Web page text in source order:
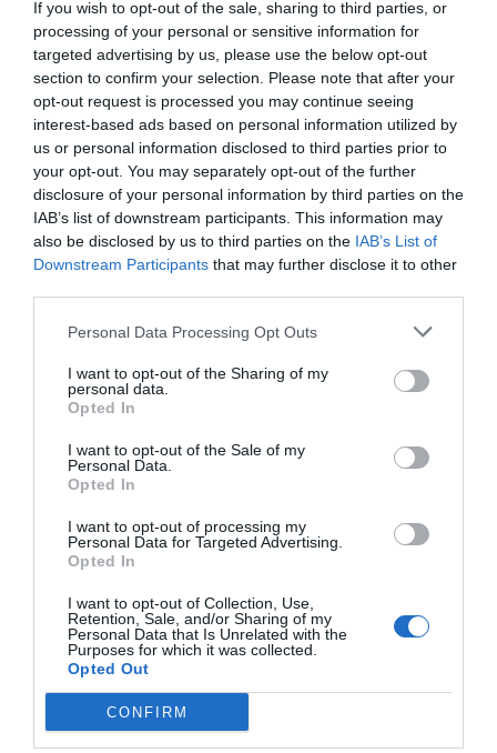
If you wish to opt-out of the sale, sharing to third parties, or
processing of your personal or sensitive information for
targeted advertising by us, please use the below opt-out
section to confirm your selection. Please note that after your
opt-out request is processed you may continue seeing
interest-based ads based on personal information utilized by
us or personal information disclosed to third parties prior to
your opt-out. You may separately opt-out of the further
disclosure of your personal information by third parties on the
IAB’s list of downstream participants. This information may
also be disclosed by us to third parties on the IAB’s List of
Downstream Participants that may further disclose it to other
Personal Data Processing Opt Outs
I want to opt-out of the Sharing of my
personal data.
Opted In
I want to opt-out of the Sale of my
Personal Data.
Opted In
I want to opt-out of processing my
Personal Data for Targeted Advertising.
Opted In
I want to opt-out of Collection, Use,
Retention, Sale, and/or Sharing of my
Personal Data that Is Unrelated with the
Purposes for which it was collected.
Opted Out
CONFIRM
ARTÍCULOS PUBLICADOS
LA OPINIÓN
Los gigantes de la escena
barcelonesa
19 de julio de 2025
TONI RODRÍGUEZ
LA OPINIÓN
Primera presidenta para un
club de opinión creado por
cuatro jóvenes inquietos
5 de julio de 2025
TONI RODRÍGUEZ
Ramon Gener, la
comunicación y la duquesa
18 de junio de 2025
TONI RODRÍGUEZ
LA OPINIÓN
Sala i Martin, el Rey Midas y